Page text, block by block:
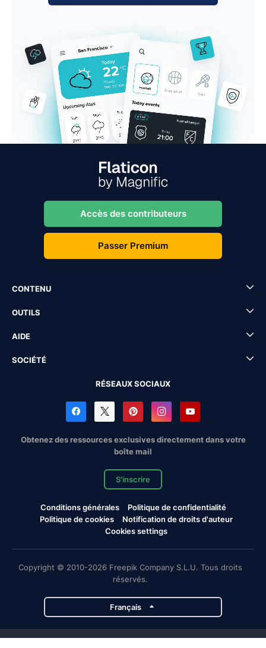
Accès des contributeurs
Passer Premium
CONTENU
OUTILS
AIDE
SOCIÉTÉ
RÉSEAUX SOCIAUX
Obtenez des ressources exclusives directement dans votre
boîte mail
S'inscrire
Conditions générales
Politique de confidentialité
Politique de cookies
Notification de droits d'auteur
Cookies settings
Copyright © 2010-2026 Freepik Company S.L.U. Tous droits
réservés.
Français